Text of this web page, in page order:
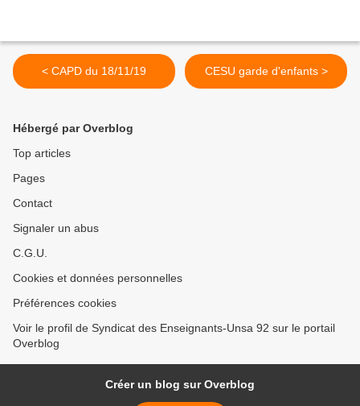
< CAPD du 18/11/19 CESU garde d'enfants >
Hébergé par Overblog
Top articles
Pages
Contact
Signaler un abus
C.G.U.
Cookies et données personnelles
Préférences cookies
Voir le profil de Syndicat des Enseignants-Unsa 92 sur le portail
Overblog
Créer un blog sur Overblog